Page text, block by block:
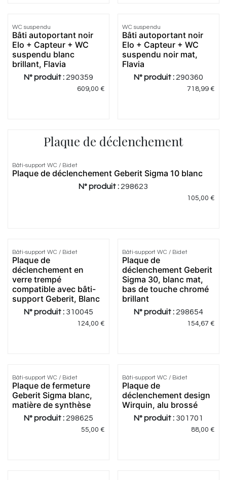
WC suspendu
Bâti autoportant noir
Elo + Capteur + WC
suspendu blanc
brillant, Flavia
N° produit : 290359
609,00 €
WC suspendu
Bâti autoportant noir
Elo + Capteur + WC
suspendu noir mat,
Flavia
N° produit : 290360
718,99€
Plaque de déclenchement
Bâti-support WC / Bidet
Plaque de déclenchement Geberit Sigma 10 blanc
N° produit : 298623
105,00 €
Bâti-support WC / Bidet
Plaque de
déclenchement en
verre trempé
compatible avec bâti-
support Geberit, Blanc
N° produit : 310045
124,00 €
Bâti-support WC / Bidet
Plaque de
déclenchement Geberit
Sigma 30, blanc mat,
bas de touche chromé
brillant
N° produit : 298654
154,67 €
Bâti-support WC / Bidet
Plaque de fermeture
Geberit Sigma blanc,
matière de synthèse
N° produit : 298625
55,00 €
Bâti-support WC / Bidet
Plaque de
déclenchement design
Wirquin, alu brossé
N° produit : 301701
88,00 €